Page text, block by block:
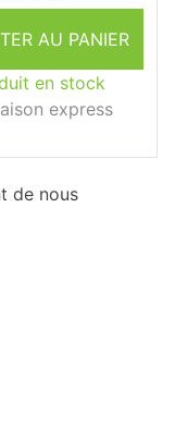
AU PANIER
en stock
express
de nous